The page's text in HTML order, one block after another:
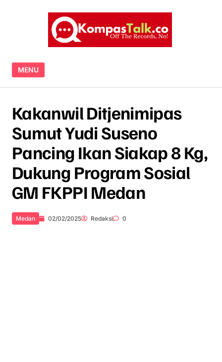
MENU
Kakanwil Ditjenimipas
Sumut Yudi Suseno
Pancing Ikan Siakap 8 Kg,
Dukung Program Sosial
GM FKPPI Medan
Medan 02/02/2025 Redaksi 0